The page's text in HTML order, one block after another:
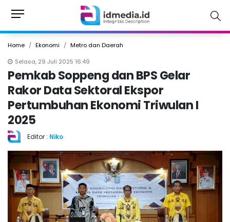
Home Ekonomi
Metro dan Daerah
Selasa, 29 Juli 2025 16:49
Pemkab Soppeng dan BPS Gelar
Rakor Data Sektoral Ekspor
Pertumbuhan Ekonomi Triwulan I
2025
Editor : Niko